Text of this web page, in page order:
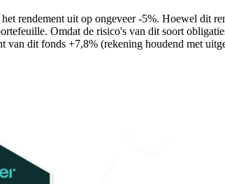
rendement uit op ongeveer -5%. Hoewel dit
Omdat de risico's van dit soort
van dit fonds +7,8% (rekening houdend met